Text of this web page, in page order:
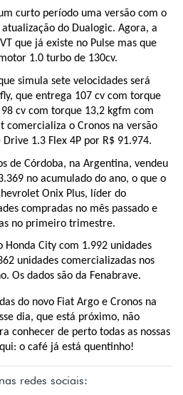
curto período uma versão com o
do Dualogic. Agora, a
que já existe no Pulse mas que
1.0 turbo de 130cv.
simula sete velocidades será
que entrega 107 cv com torque
cv com torque 13,2 kgfm com
comercializa o Cronos na versão
1.3 Flex 4P por R$ 91.974.
de Córdoba, na Argentina, vendeu
no acumulado do ano, o que o
Onix Plus, líder do
compradas no mês passado e
no primeiro trimestre.
Honda City com 1.992 unidades
unidades comercializadas nos
Os dados são da Fenabrave.
do novo Fiat Argo e Cronos na
dia, que está próximo, não
conhecer de perto todas as nossas
o café já está quentinho!
redes sociais: